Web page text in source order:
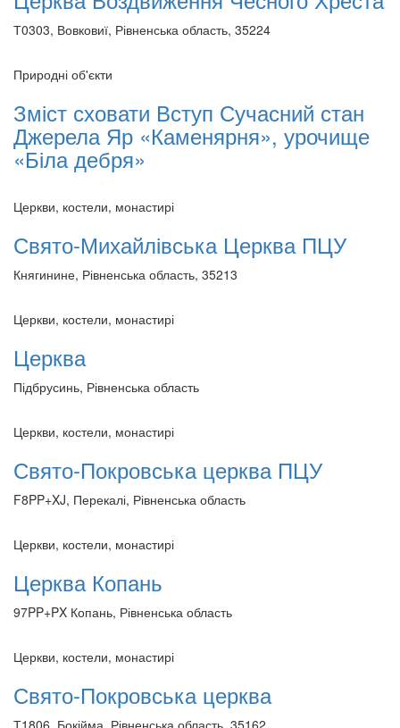
Т0303, Вовковиї, Рівненська область, 35224
Природні об'єкти
Зміст сховати Вступ Сучасний стан
Джерела Яр «Каменярня», урочище
«Біла дебря»
Церкви, костели, монастирі
Свято-Михайлівська Церква ПЦУ
Княгинине, Рівненська область, 35213
Церкви, костели, монастирі
Церква
Підбрусинь, Рівненська область
Церкви, костели, монастирі
Свято-Покровська церква ПЦУ
F8PP+XJ, Перекалі, Рівненська область
Церкви, костели, монастирі
Церква Копань
97PP+PX Копань, Рівненська область
Церкви, костели, монастирі
Свято-Покровська церква
Т1806, Бокійма, Рівненська область, 35162